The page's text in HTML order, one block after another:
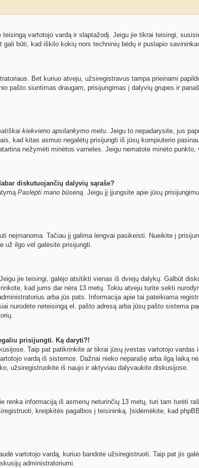
vartotojo vardą ir slaptažodį. Jeigu jie tikrai teisingi,
būti, kad iškilo kokių nors techninių bėdų ir puslapio
Bet kuriuo atveju, užsiregistravus tampa prieinami
pašto siuntimas draugam, prisijungimas į dalyvių grupes ir
kiekvieno apsilankymo metu . Jeigu to nepadarysite, jus
kad kitas asmuo negalėtų prisijungti iš jūsų kompiuterio
nežymėti minėtos varneles. Jeigu nematote minėto punkto,
diskutuojančių dalyvių sąraše?
Paslėpti mano būseną . Jeigu jį įjungsite apie jūsų
neįmanoma. Tačiau jį galima lengvai pasikeisti. Nueikite į
už ilgo vėl galėsite prisijungti.
jie teisingi, galėjo atsitikti vienas iš dviejų dalykų. Galbūt
kad jums dar nėra 13 metų. Tokiu atveju turite sekti
arba jūs pats. Informacija apie tai pateikiama
nurodėte neteisingą el. pašto adresą arba jūsų pašto sistema
prisijungti. Ką daryti?!
Taip pat patikrinkite ar tikrai jūsų įvestas vartotojo vardas
vardą iš sistemos. Dažnai nieko neparašę arba ilgą laiką
užsiregistruokite iš naujo ir aktyviau dalyvaukite diskusijose.
informaciją iš asmenų neturinčių 13 metų, turi tam turėti
kreipkitės pagalbos į teisininką. Įsidėmėkite, kad
vartotojo vardą, kuriuo bandote užsiregistruoti. Taip pat jis
administratoriumi.